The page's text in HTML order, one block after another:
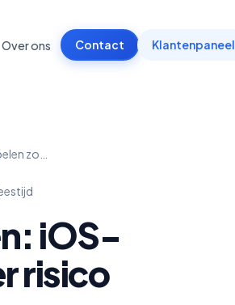
Over ons Contact Klantenpaneel
zo…
iOS-
risico